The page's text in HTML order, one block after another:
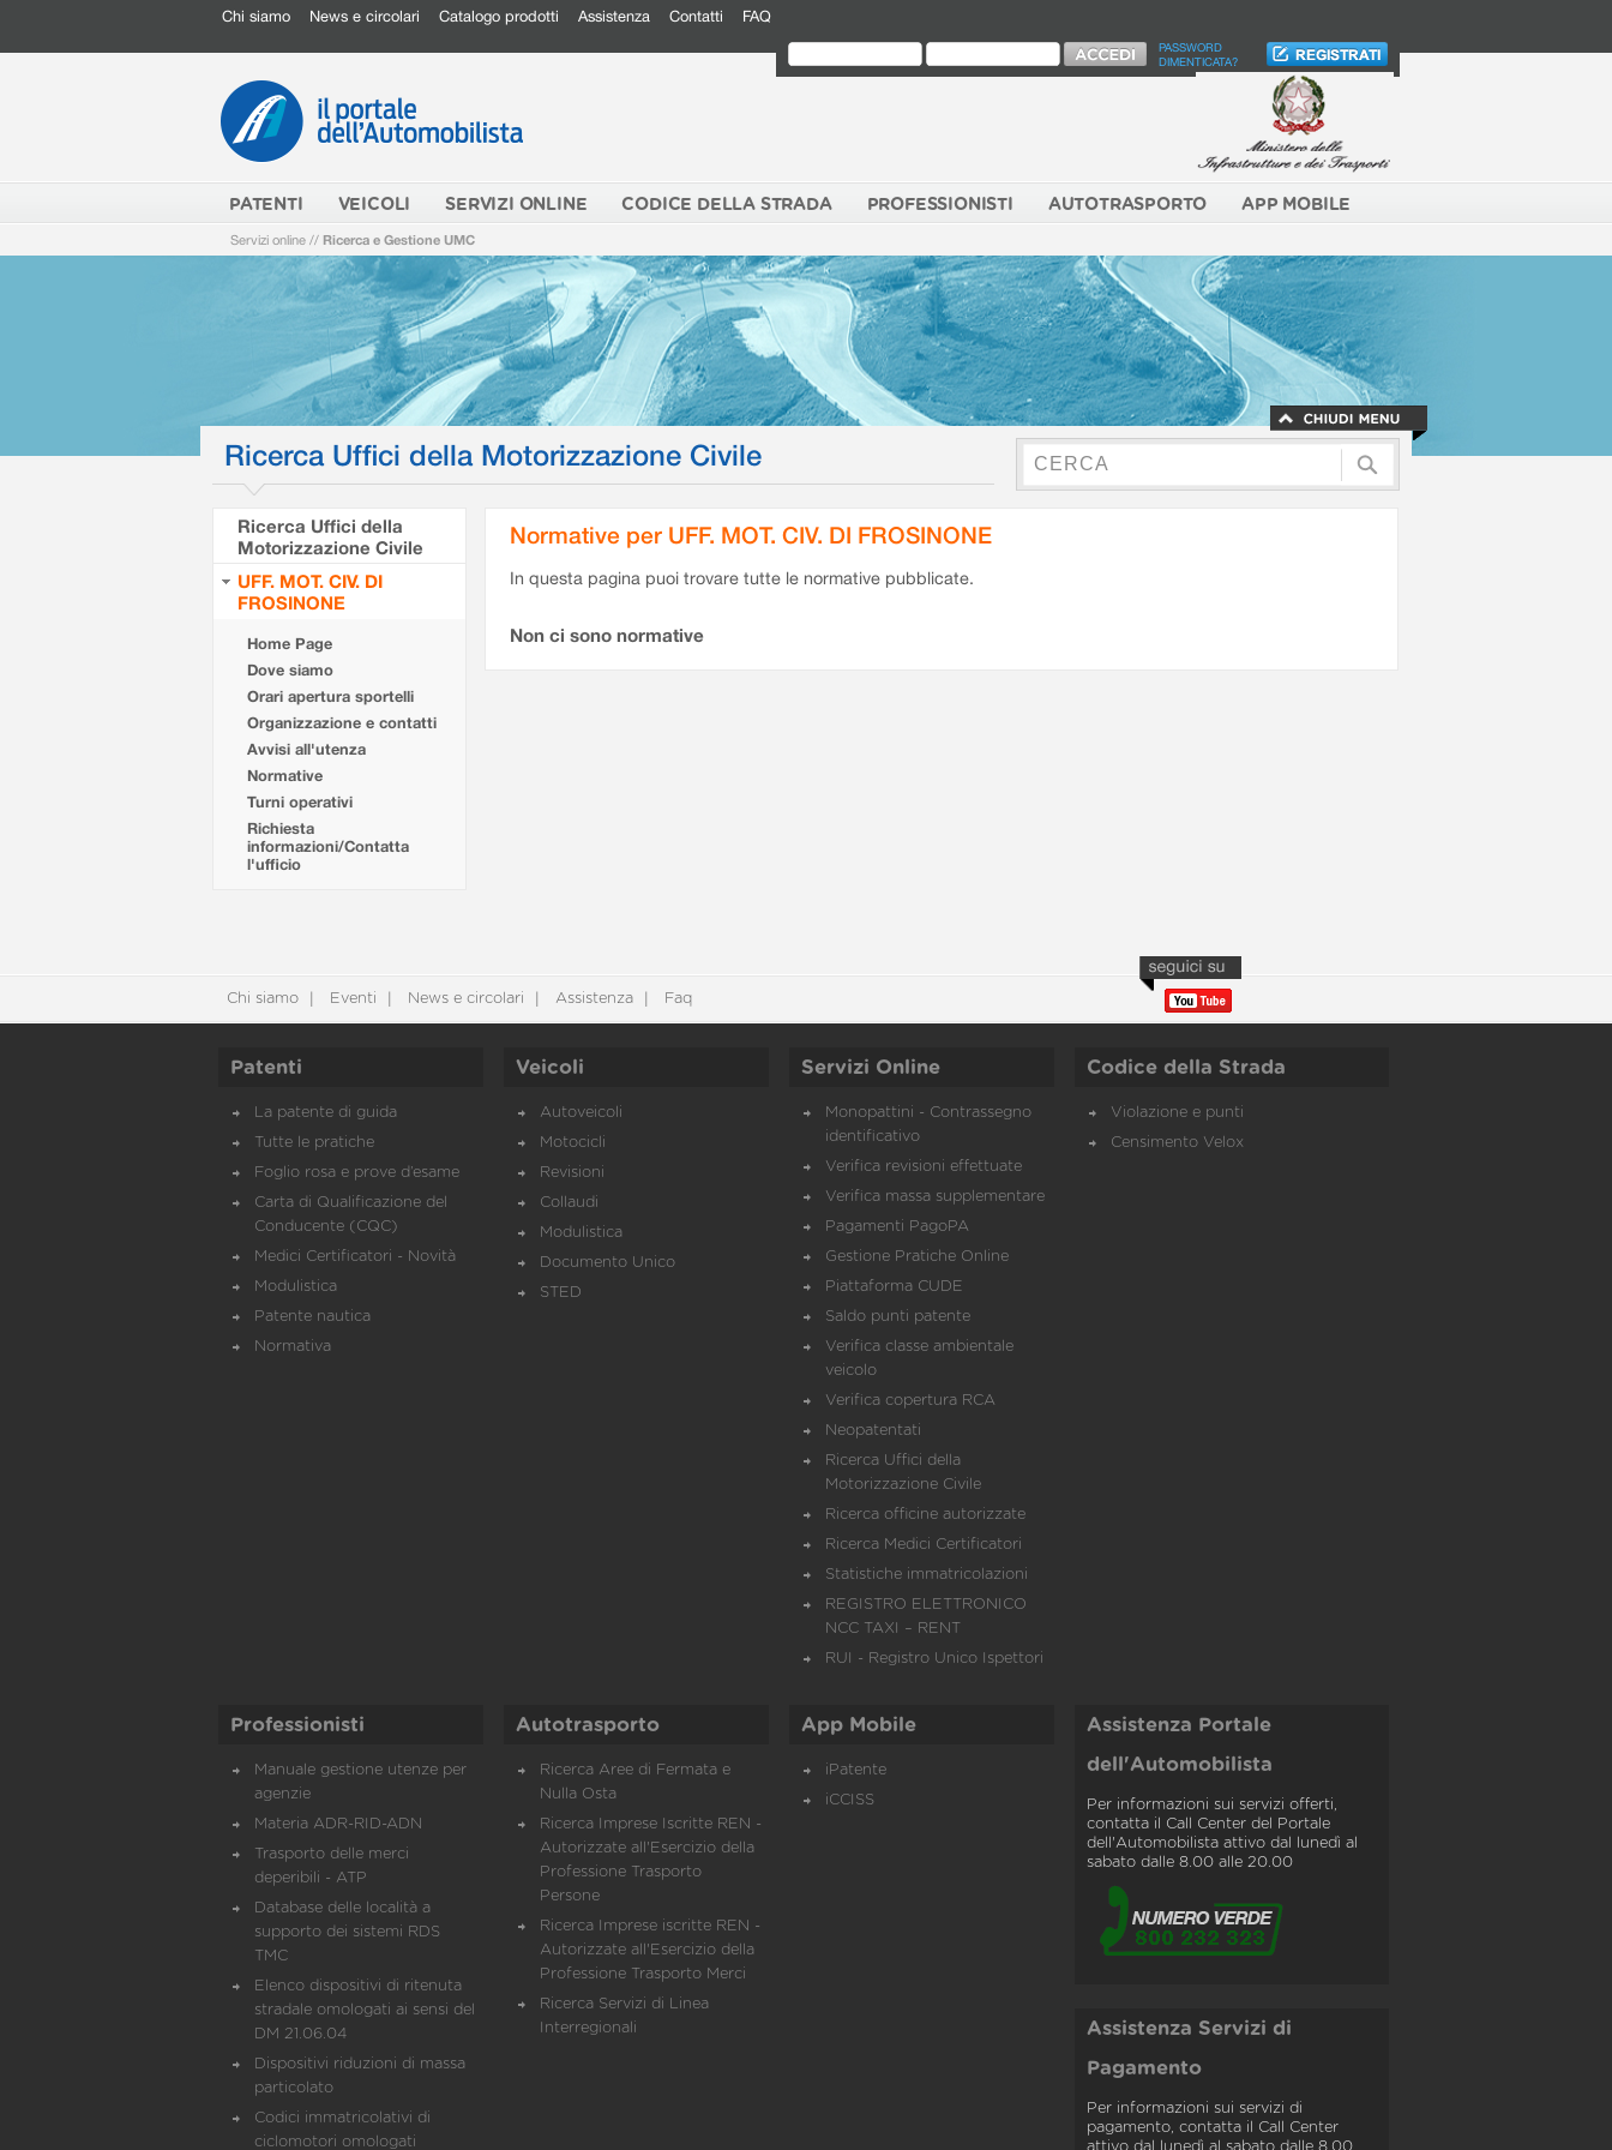
Chi siamo News e circolari Catalogo prodotti Assistenza Contatti FAQ
PASSWORD
DIMENTICATA?
PATENTI VEICOLI SERVIZI ONLINE CODICE DELLA STRADA PROFESSIONISTI AUTOTRASPORTO APP MOBILE
Servizi online // Ricerca e Gestione UMC
Ricerca Uffici della Motorizzazione Civile
Ricerca Uffici della
Motorizzazione Civile
UFF. MOT. CIV. DI
FROSINONE
Home Page
Dove siamo
Orari apertura sportelli
Organizzazione e contatti
Avvisi all'utenza
Normative
Turni operativi
Richiesta
informazioni/Contatta
l'ufficio
Normative per UFF. MOT. CIV. DI FROSINONE
In questa pagina puoi trovare tutte le normative pubblicate.
Non ci sono normative
Chi siamo Eventi News e circolari Assistenza Faq
Patenti
La patente di guida
Tutte le pratiche
Foglio rosa e prove d’esame
Carta di Qualificazione del
Conducente (CQC)
Medici Certificatori - Novità
Modulistica
Patente nautica
Normativa
Veicoli
Autoveicoli
Motocicli
Revisioni
Collaudi
Modulistica
Documento Unico
STED
Servizi Online
Monopattini - Contrassegno
identificativo
Verifica revisioni effettuate
Verifica massa supplementare
Pagamenti PagoPA
Gestione Pratiche Online
Piattaforma CUDE
Saldo punti patente
Verifica classe ambientale
veicolo
Verifica copertura RCA
Neopatentati
Ricerca Uffici della
Motorizzazione Civile
Ricerca officine autorizzate
Ricerca Medici Certificatori
Statistiche immatricolazioni
REGISTRO ELETTRONICO
NCC TAXI – RENT
RUI - Registro Unico Ispettori
Codice della Strada
Violazione e punti
Censimento Velox
Professionisti
Manuale gestione utenze per
agenzie
Materia ADR-RID-ADN
Trasporto delle merci
deperibili - ATP
Database delle località a
supporto dei sistemi RDS
TMC
Elenco dispositivi di ritenuta
stradale omologati ai sensi del
DM 21.06.04
Dispositivi riduzioni di massa
particolato
Codici immatricolativi di
ciclomotori omologati
Autotrasporto
Ricerca Aree di Fermata e
Nulla Osta
Ricerca Imprese Iscritte REN -
Autorizzate all'Esercizio della
Professione Trasporto
Persone
Ricerca Imprese iscritte REN -
Autorizzate all'Esercizio della
Professione Trasporto Merci
Ricerca Servizi di Linea
Interregionali
App Mobile
iPatente
iCCISS
Assistenza Portale
dell'Automobilista
Per informazioni sui servizi offerti,
contatta il Call Center del Portale
dell'Automobilista attivo dal lunedì al
sabato dalle 8.00 alle 20.00
Assistenza Servizi di
Pagamento
Per informazioni sui servizi di
pagamento, contatta il Call Center